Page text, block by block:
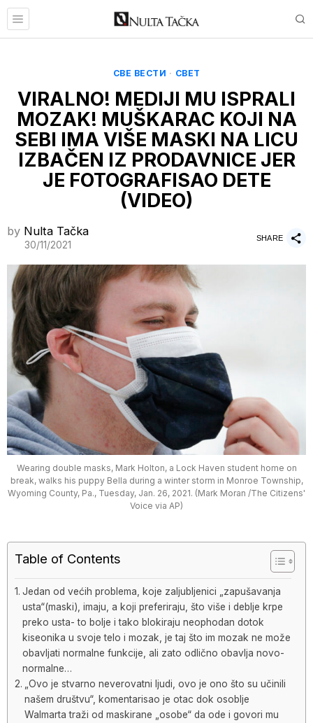
СВЕ ВЕСТИ · СВЕТ
VIRALNO! MEDIJI MU ISPRALI
MOZAK! MUŠKARAC KOJI NA
SEBI IMA VIŠE MASKI NA LICU
IZBAČEN IZ PRODAVNICE JER
JE FOTOGRAFISAO DETE
(VIDEO)
by Nulta Tačka
30/11/2021
SHARE
Wearing double masks, Mark Holton, a Lock Haven student home on
break, walks his puppy Bella during a winter storm in Monroe Township,
Wyoming County, Pa., Tuesday, Jan. 26, 2021. (Mark Moran /The Citizens'
Voice via AP)
Table of Contents
Jedan od većih problema, koje zaljubljenici „zapušavanja
usta“(maski), imaju, a koji preferiraju, što više i deblje krpe
preko usta- to bolje i tako blokiraju neophodan dotok
kiseonika u svoje telo i mozak, je taj što im mozak ne može
obavljati normalne funkcije, ali zato odlično obavlja novo-
normalne…
„Ovo je stvarno neverovatni ljudi, ovo je ono što su učinili
našem društvu“, komentarisao je otac dok osoblje
Walmarta traži od maskirane „osobe“ da ode i govori mu